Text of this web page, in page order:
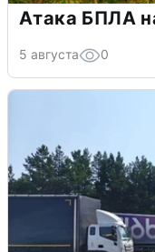
Атака БПЛА
5 августа 0